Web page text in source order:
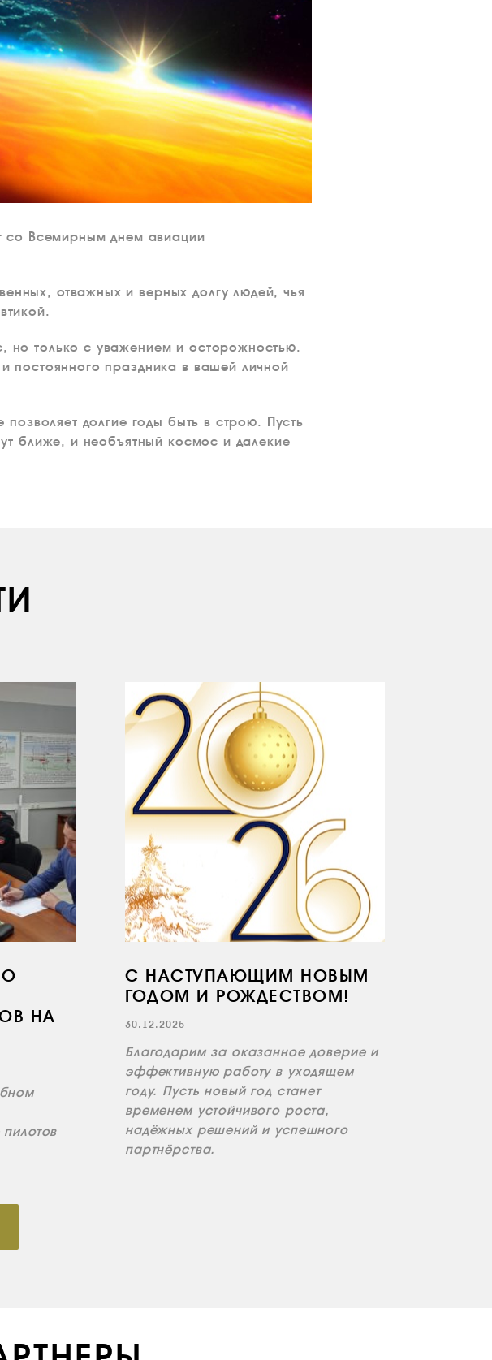
со Всемирным днем авиации
отважных и верных долгу людей, чья
только с уважением и осторожностью.
постоянного праздника в вашей личной
долгие годы быть в строю. Пусть
ближе, и необъятный космос и далекие
НА
С НАСТУПАЮЩИМ НОВЫМ
ГОДОМ И РОЖДЕСТВОМ!
30.12.2025
Благодарим за оказанное доверие и
эффективную работу в уходящем
году. Пусть новый год станет
временем устойчивого роста,
надёжных решений и успешного
партнёрства.